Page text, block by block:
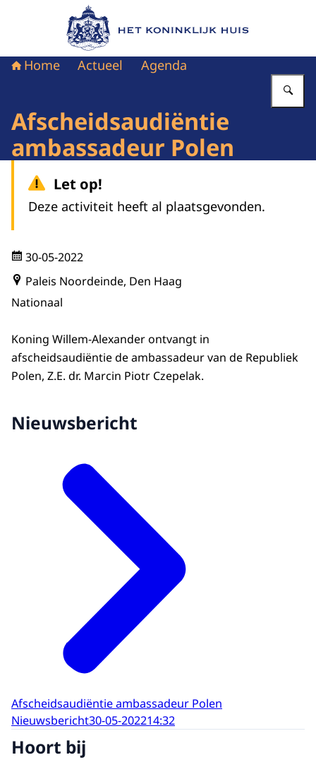
Naar de homepage van Het Koninklijk Huis
Home Actueel Agenda
Afscheidsaudiëntie
ambassadeur Polen
Let op!
Deze activiteit heeft al plaatsgevonden.
30-05-2022
Paleis Noordeinde, Den Haag
Nationaal
Koning Willem-Alexander ontvangt in
afscheidsaudiëntie de ambassadeur van de Republiek
Polen, Z.E. dr. Marcin Piotr Czepelak.
Nieuwsbericht
Afscheidsaudiëntie ambassadeur Polen
Nieuwsbericht30-05-202214:32
Hoort bij